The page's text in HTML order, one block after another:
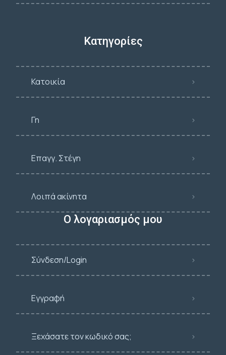
Κατηγορίες
Κατοικία
Γη
Επαγγ. Στέγη
Λοιπά ακίνητα
Ο λογαριασμός μου
Σύνδεση/Login
Εγγραφή
Ξεχάσατε τον κωδικό σας;